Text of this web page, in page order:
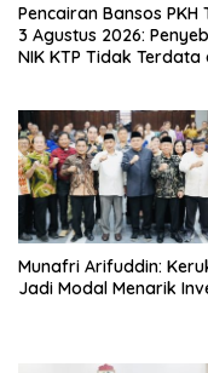
Pencairan Bansos PKH
3 Agustus 2026:
NIK KTP Tidak Terdata
Munafri Arifuddin:
Jadi Modal Menarik